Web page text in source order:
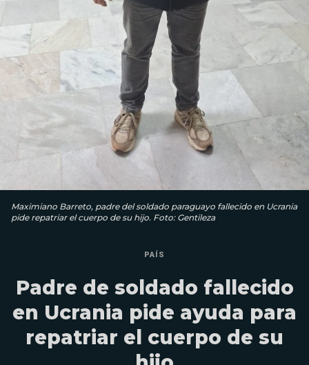
Maximiano Barreto, padre del soldado paraguayo fallecido en Ucrania
pide repatriar el cuerpo de su hijo. Foto: Gentileza
PAÍS
Padre de soldado fallecido
en Ucrania pide ayuda para
repatriar el cuerpo de su